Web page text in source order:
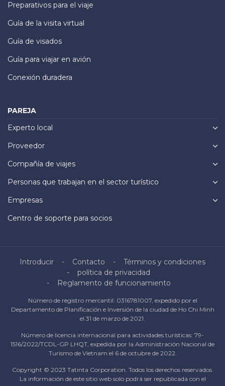
Preparativos para el viaje
Guía de la visita virtual
Guía de visados
Guía para viajar en avión
Conexión duradera
PAREJA
Experto local
Proveedor
Compañía de viajes
Personas que trabajan en el sector turístico
Empresas
Centro de soporte para socios
Introducir Contacto
Términos y condiciones
política de privacidad
Reglamento de funcionamiento
Número de registro mercantil: 0316781007, expedido por el
Departamento de Planificación e Inversión de la ciudad de Ho Chi Minh
el 31 de marzo de 2021.
Número de licencia internacional para actividades turísticas: 79-
1516/2022/TCDL-GP LHQT, expedida por la Administración Nacional de
Turismo de Vietnam el 6 de octubre de 2022.
Copyright © 2023 Tatinta Corporation. Todos los derechos reservados.
La información de este sitio web solo podrá ser republicada con el